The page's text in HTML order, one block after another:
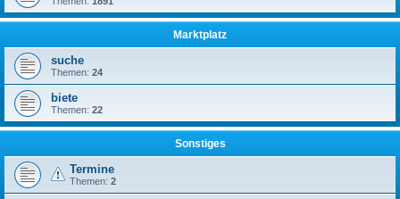
Marktplatz
suche
Themen: 24
biete
Themen: 22
Sonstiges
Termine
Themen: 2